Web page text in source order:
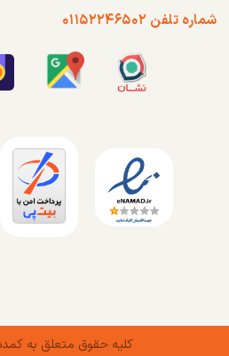
شماره تلفن ۰۱۱۵۲۲۴۶۵۰۲
کلیه حقوق متعلق به